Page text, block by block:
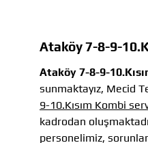
Ataköy 7-8-9-
Ataköy 7-8-9-
sunmaktayız, Mecid
9-10.Kısım Kombi
kadrodan
personelimiz,